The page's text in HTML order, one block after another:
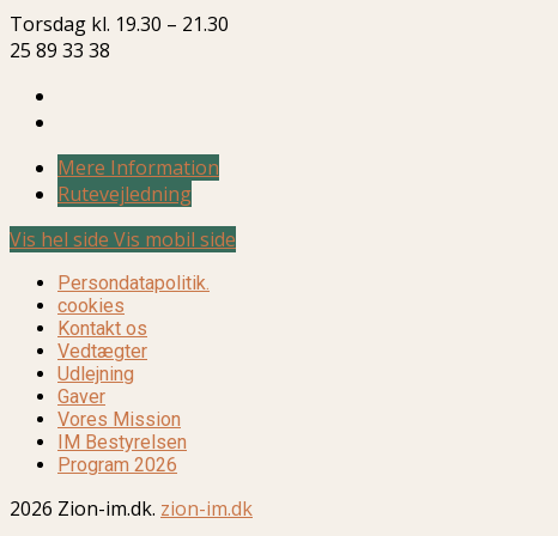
Torsdag kl. 19.30 – 21.30
25 89 33 38
Mere Information
Rutevejledning
Vis hel side Vis mobil side
Persondatapolitik.
cookies
Kontakt os
Vedtægter
Udlejning
Gaver
Vores Mission
IM Bestyrelsen
Program 2026
2026 Zion-im.dk. zion-im.dk